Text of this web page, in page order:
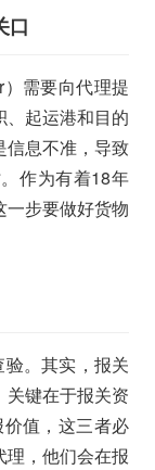
口
需要向代理提
起运港和目的
信息不准，导致
作为有着18年
步要做好货物
验。其实，报关
关键在于报关资
值，这三者必
，他们会在报